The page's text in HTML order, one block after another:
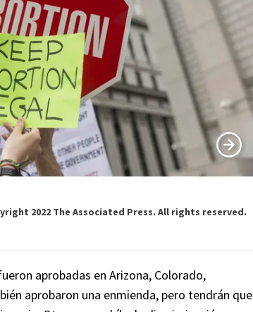
2022 The Associated Press. All rights reserved.
aprobadas en Arizona, Colorado,
aprobaron una enmienda, pero tendrán que